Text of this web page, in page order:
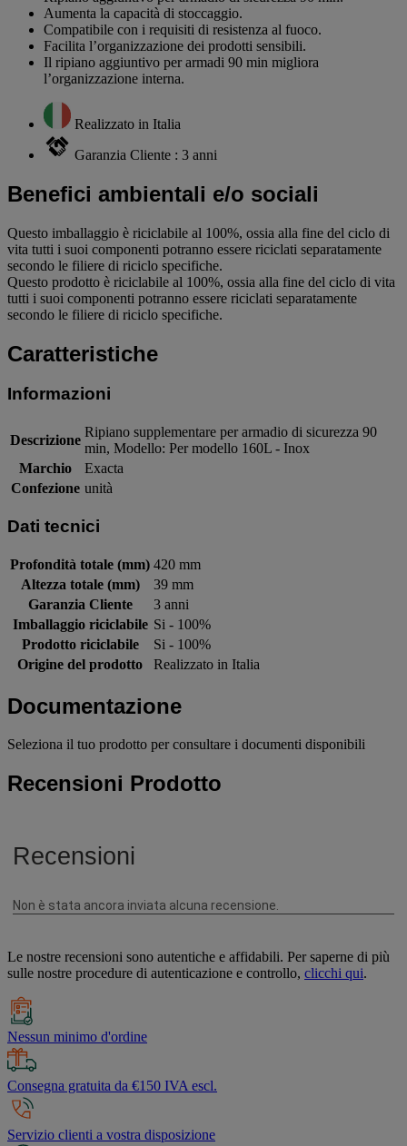
Aumenta la capacità di stoccaggio.
Compatibile con i requisiti di resistenza al fuoco.
Facilita l’organizzazione dei prodotti sensibili.
Il ripiano aggiuntivo per armadi 90 min migliora
l’organizzazione interna.
Realizzato in Italia
Garanzia Cliente : 3 anni
Benefici ambientali e/o sociali
Questo imballaggio è riciclabile al 100%, ossia alla fine del ciclo di
vita tutti i suoi componenti potranno essere riciclati separatamente
secondo le filiere di riciclo specifiche.
Questo prodotto è riciclabile al 100%, ossia alla fine del ciclo di vita
tutti i suoi componenti potranno essere riciclati separatamente
secondo le filiere di riciclo specifiche.
Caratteristiche
Informazioni
Descrizione
Ripiano supplementare per armadio di sicurezza 90
min, Modello: Per modello 160L - Inox
Marchio
Exacta
Confezione unità
Dati tecnici
Profondità totale (mm) 420 mm
Altezza totale (mm)
39 mm
Garanzia Cliente
3 anni
Imballaggio riciclabile Si - 100%
Prodotto riciclabile
Si - 100%
Origine del prodotto
Realizzato in Italia
Documentazione
Seleziona il tuo prodotto per consultare i documenti disponibili
Recensioni Prodotto
Le nostre recensioni sono autentiche e affidabili. Per saperne di più
sulle nostre procedure di autenticazione e controllo, clicchi qui.
Nessun minimo d'ordine
Consegna gratuita da €150 IVA escl.
Servizio clienti a vostra disposizione